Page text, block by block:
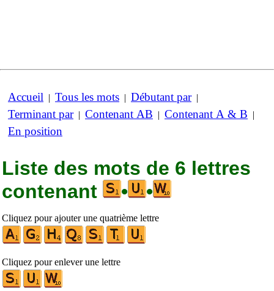
Accueil | Tous les mots | Débutant par|
Terminant par| Contenant AB | Contenant A & B |
En position
Liste des mots de 6 lettres
contenant
• •
Cliquez pour ajouter une quatrième lettre
Cliquez pour enlever une lettre